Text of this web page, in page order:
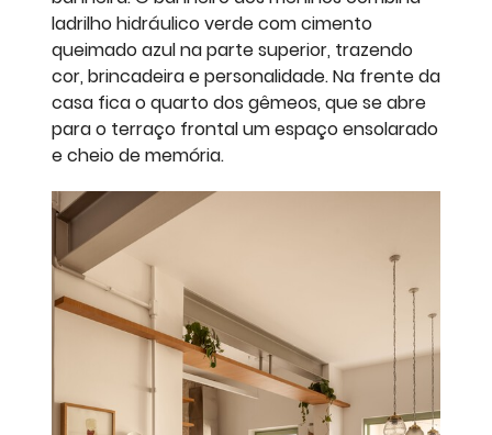
ladrilho hidráulico verde com cimento
queimado azul na parte superior, trazendo
cor, brincadeira e personalidade. Na frente da
casa fica o quarto dos gêmeos, que se abre
para o terraço frontal um espaço ensolarado
e cheio de memória.